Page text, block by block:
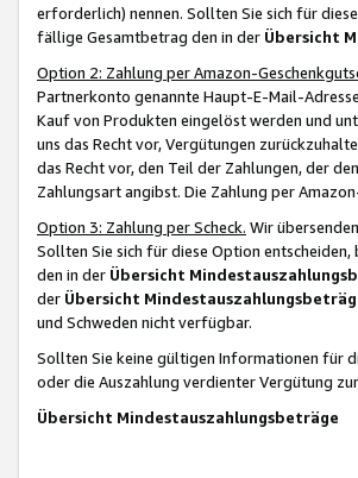
erforderlich) nennen. Sollten Sie sich für
fällige Gesamtbetrag den in der Übersicht
Option 2: Zahlung per Amazon-
Partnerkonto genannte Haupt-E-Mail-
Kauf von Produkten eingelöst werden und
uns das Recht vor, Vergütungen
das Recht vor, den Teil der Zahlungen, der
Zahlungsart angibst. Die Zahlung per
Option 3: Zahlung per Scheck. Wir
Sollten Sie sich für diese Option
den in der Übersicht
der Übersicht
und Schweden nicht verfügbar.
Sollten Sie keine gültigen Informationen für
oder die Auszahlung verdienter Vergütung
Übersicht Mindestauszahlungsbeträge